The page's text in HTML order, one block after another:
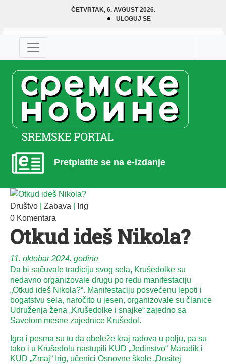
ČETVRTAK, 6. AVGUST 2026.
ULOGUJ SE
Pretplatite se na e-izdanje
Društvo Zabava
Irig
0 Komentara
Otkud ideš Nikola?
11. oktobar 2024. godine
Da bi sačuvale tradiciju svog sela, Krušedolke su
nedavno organizovale drugu po redu manifestaciju
„Otkud ideš Nikola?“. Manifestaciju posvećenu lepoti i
bogatstvu sela, naročito u jesen, organizovale su članice
Udruženja žena „Krušedolke i snajke“ zajedno sa
Savetom mesne zajednice Krušedol.
Igra i pesma su tu da obeleže kraj radova u polju, pa su
tako i u Krušedolu nastupili KUD „Jedinstvo“ Maradik i
KUD „Zmaj“ Irig, učenici Osnovne škole „Dositej